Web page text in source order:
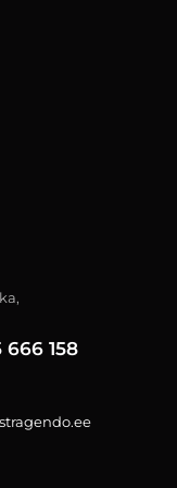
666 158